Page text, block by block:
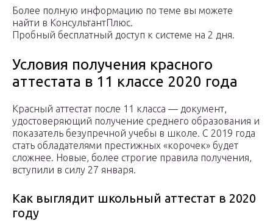
Более полную информацию по теме вы можете
найти в КонсультантПлюс.
Пробный бесплатный доступ к системе на 2 дня.
Условия получения красного
аттестата в 11 классе 2020 года
Красный аттестат после 11 класса — документ,
удостоверяющий получение среднего образования и
показатель безупречной учебы в школе. С 2019 года
стать обладателями престижных «корочек» будет
сложнее. Новые, более строгие правила получения,
вступили в силу 27 января.
Как выглядит школьный аттестат в 2020
году